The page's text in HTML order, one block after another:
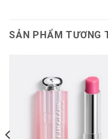
SẢN PHẨM TƯƠNG